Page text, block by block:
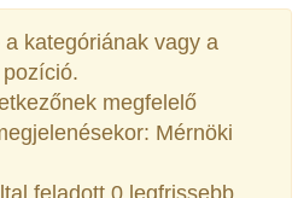
kategóriának vagy a
megfelelő
Mérnöki
feladott 0 legfrissebb